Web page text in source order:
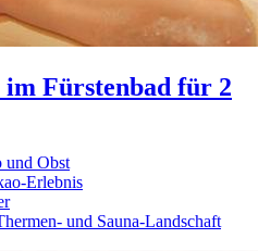
im Fürstenbad für 2
und Obst
Erlebnis
und Sauna-Landschaft